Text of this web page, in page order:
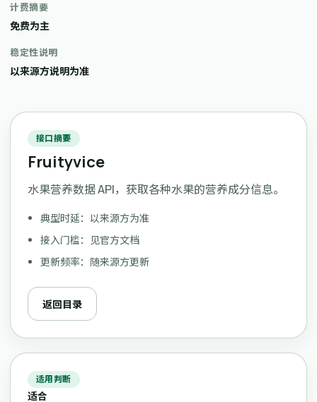
计费摘要
免费为主
稳定性说明
以来源方说明为准
接口摘要
Fruityvice
水果营养数据 API，获取各种水果的营养成分信息。
典型时延：以来源方为准
接入门槛：见官方文档
更新频率：随来源方更新
返回目录
适用判断
适合